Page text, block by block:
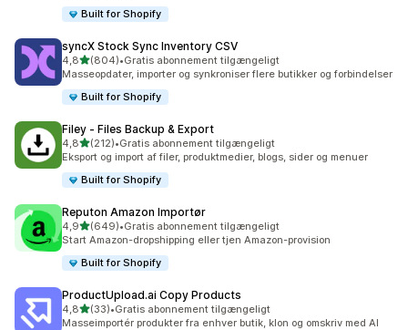
Built for Shopify
syncX Stock Sync Inventory CSV
4,8ud af 5 stjerner
(804)
804 anmeldelser i alt
•Gratis abonnement tilgængeligt
Masseopdater, importer og synkroniser flere butikker og forbindelser
Built for Shopify
Filey ‑ Files Backup & Export
4,8ud af 5 stjerner
(212)
212 anmeldelser i alt
•Gratis abonnement tilgængeligt
Eksport og import af filer, produktmedier, blogs, sider og menuer
Built for Shopify
Reputon Amazon Importør
4,9ud af 5 stjerner
(649)
649 anmeldelser i alt
•Gratis abonnement tilgængeligt
Start Amazon-dropshipping eller tjen Amazon-provision
Built for Shopify
ProductUpload.ai Copy Products
4,8ud af 5 stjerner
(33)
33 anmeldelser i alt
•Gratis abonnement tilgængeligt
Masseimportér produkter fra enhver butik, klon og omskriv med AI